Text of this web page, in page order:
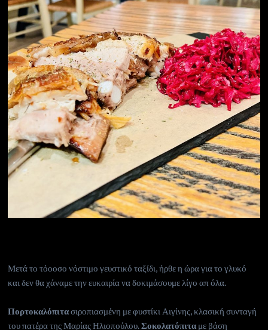
Μετά το τόοοσο νόστιμο γευστικό ταξίδι, ήρθε η ώρα για το γλυκό
και δεν θα χάναμε την ευκαιρία να δοκιμάσουμε λίγο απ όλα.
Πορτοκαλόπιτασιροπιασμένη με φυστίκι Αιγίνης, κλασική συνταγή
του πατέρα της Μαρίας Ηλιοπούλου.Σοκολατόπιτα με βάση